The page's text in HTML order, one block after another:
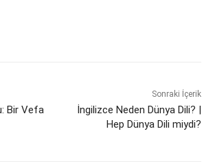
Bir Vefa
Sonraki İçerik
İngilizce Neden Dünya Dili? |
Hep Dünya Dili miydi?